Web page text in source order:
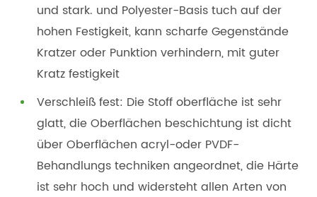
und stark. und Polyester-Basis tuch auf der
hohen Festigkeit, kann scharfe Gegenstände
Kratzer oder Punktion verhindern, mit guter
Kratz festigkeit
Verschleiß fest: Die Stoff oberfläche ist sehr
glatt, die Oberflächen beschichtung ist dicht
über Oberflächen acryl-oder PVDF-
Behandlungs techniken angeordnet, die Härte
ist sehr hoch und widersteht allen Arten von